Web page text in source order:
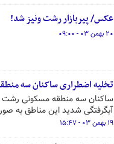
عکس/ پیربازار رشت ونیز شد!
۲۰ بهمن ۰۳ - ۰۹:۰۰
تخلیه اضطراری ساکنان سه
ساکنان سه منطقه مسکونی رشت
آبگرفتگی شدید این مناطق به
۱۹ بهمن ۰۳ - ۱۵:۴۷